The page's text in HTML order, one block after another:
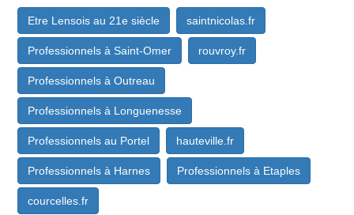
Etre Lensois au 21e siècle saintnicolas.fr
Professionnels à Saint-Omer rouvroy.fr
Professionnels à Outreau
Professionnels à Longuenesse
Professionnels au Portel hauteville.fr
Professionnels à Harnes Professionnels à Etaples
courcelles.fr